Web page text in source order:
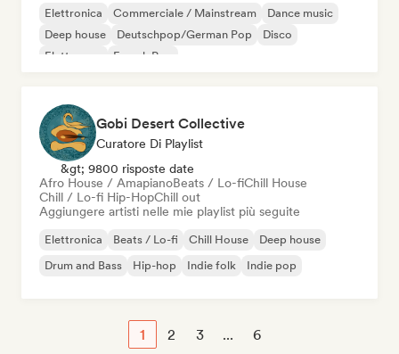
Elettronica Commerciale / Mainstream
Dance music
Deep house
Deutschpop/German Pop
Disco
Elettropop
French Pop
Gobi Desert Collective
Curatore Di Playlist
&gt; 9800 risposte date
Afro House / AmapianoBeats / Lo-fiChill House
Chill / Lo-fi Hip-HopChill out
Aggiungere artisti nelle mie playlist più seguite
Elettronica Beats / Lo-fi Chill House
Deep house
Drum and Bass
Hip-hop Indie folk Indie pop
1 2 3 ... 6